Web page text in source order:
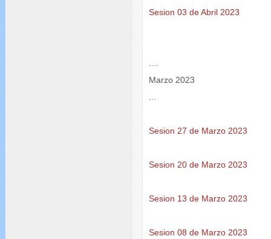
Sesion 03 de Abril 2023
Marzo 2023
Sesion 27 de Marzo 2023
Sesion 20 de Marzo 2023
Sesion 13 de Marzo 2023
Sesion 08 de Marzo 2023